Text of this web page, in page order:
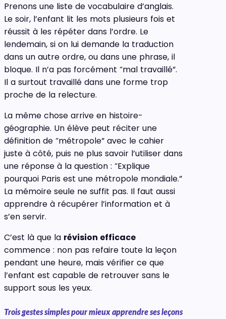
Prenons une liste de vocabulaire d’anglais.
Le soir, l’enfant lit les mots plusieurs fois et
réussit à les répéter dans l’ordre. Le
lendemain, si on lui demande la traduction
dans un autre ordre, ou dans une phrase, il
bloque. Il n’a pas forcément “mal travaillé”.
Il a surtout travaillé dans une forme trop
proche de la relecture.
La même chose arrive en histoire-
géographie. Un élève peut réciter une
définition de “métropole” avec le cahier
juste à côté, puis ne plus savoir l’utiliser dans
une réponse à la question : “Explique
pourquoi Paris est une métropole mondiale.”
La mémoire seule ne suffit pas. Il faut aussi
apprendre à récupérer l’information et à
s’en servir.
C’est là que la révision efficace
commence : non pas refaire toute la leçon
pendant une heure, mais vérifier ce que
l’enfant est capable de retrouver sans le
support sous les yeux.
Trois gestes simples pour mieux apprendre ses leçons